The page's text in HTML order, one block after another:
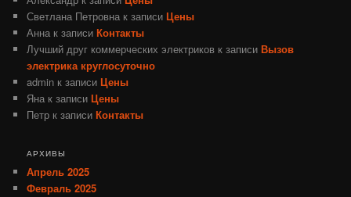
Светлана Петровна к записиЦены
Анна к записиКонтакты
Лучший друг коммерческих электриков к записиВызов
электрика круглосуточно
admin к записиЦены
Яна к записиЦены
Петр к записиКонтакты
АРХИВЫ
Апрель 2025
Февраль 2025